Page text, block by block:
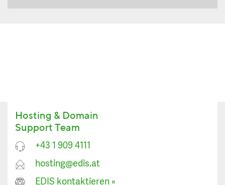
Hosting & Domain
Support Team
+43 1 909 4111
hosting@edis.at
EDIS kontaktieren »